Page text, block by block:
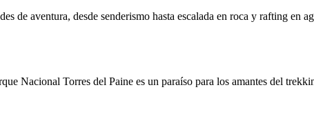
de aventura, desde senderismo hasta escalada en roca y rafting en
Nacional Torres del Paine es un paraíso para los amantes del